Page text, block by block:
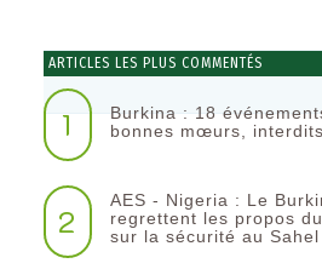
ARTICLES LES PLUS COMMENTÉS
1
Burkina : 18
bonnes mœurs, interdits
2
AES - Nigeria : Le
regrettent les propos
sur la sécurité au Sahel